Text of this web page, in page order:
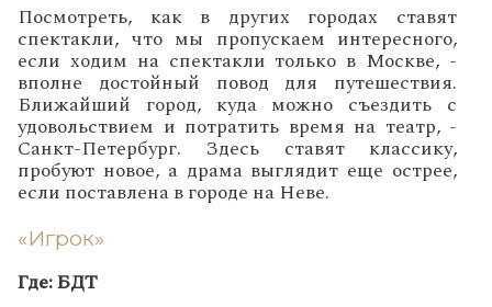
Посмотреть, как в других городах ставят
спектакли, что мы пропускаем интересного,
если ходим на спектакли только в Москве, -
вполне достойный повод для путешествия.
Ближайший город, куда можно съездить с
удовольствием и потратить время на театр, -
Санкт-Петербург. Здесь ставят классику,
пробуют новое, а драма выглядит еще острее,
если поставлена в городе на Неве.
«Игрок»
Где: БДТ